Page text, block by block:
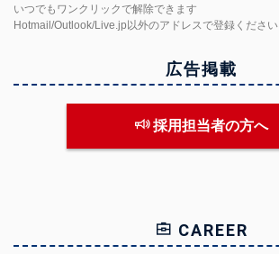
いつでもワンクリックで解除できます
Hotmail/Outlook/Live.jp以外のアドレスで登録ください
広告掲載
採用担当者の方へ
CAREER